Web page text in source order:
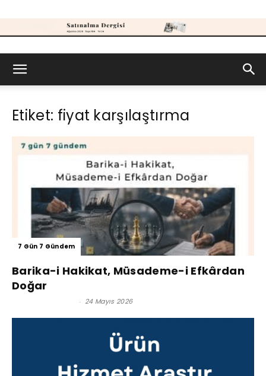
Dergisi
Etiket: fiyat karşılaştırma
7 Gün 7 Gündem
Barika-i Hakikat, Müsademe-i Efkârdan
Doğar
- 24 Mayıs 2026